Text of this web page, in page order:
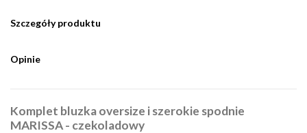
Szczegóły produktu
Opinie
Komplet bluzka oversize i szerokie spodnie
MARISSA - czekoladowy